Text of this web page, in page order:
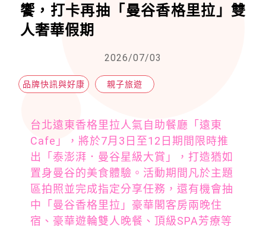
饗，打卡再抽「曼谷香格里拉」雙
人奢華假期
2026/07/03
品牌快訊與好康 親子旅遊
台北遠東香格里拉人氣自助餐廳「遠東
Cafe」，將於7月3日至12日期間限時推
出「泰澎湃．曼谷星級大賞」，打造猶如
置身曼谷的美食體驗。活動期間凡於主題
區拍照並完成指定分享任務，還有機會抽
中「曼谷香格里拉」豪華閣客房兩晚住
宿、豪華遊輪雙人晚餐、頂級SPA芳療等